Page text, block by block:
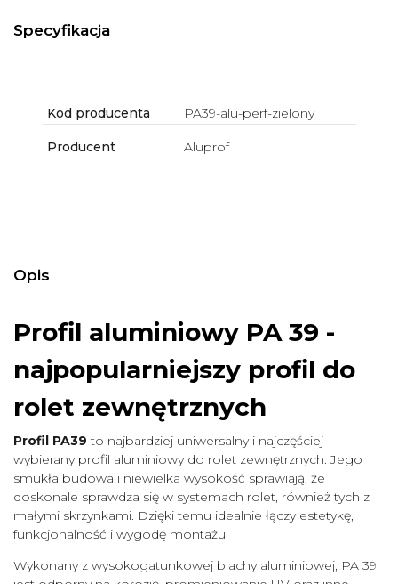
Specyfikacja
Kod producenta PA39-alu-perf-zielony
Producent Aluprof
Opis
Profil aluminiowy PA 39 -
najpopularniejszy profil do
rolet zewnętrznych
Profil PA39 to najbardziej uniwersalny i najczęściej
wybierany profil aluminiowy do rolet zewnętrznych. Jego
smukła budowa i niewielka wysokość sprawiają, że
doskonale sprawdza się w systemach rolet, również tych z
małymi skrzynkami. Dzięki temu idealnie łączy estetykę,
funkcjonalność i wygodę montażu
Wykonany z wysokogatunkowej blachy aluminiowej, PA 39